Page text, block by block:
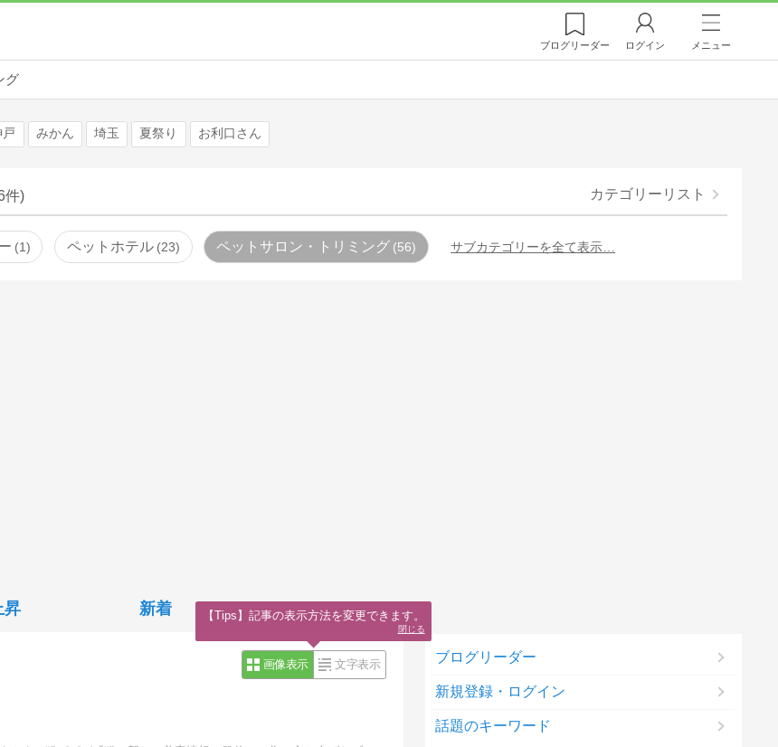
ブログリーダー ログイン メニュー
グ
戸 みかん 埼玉 夏祭り お利口さん
件) カテゴリーリスト
1 ペットホテル 23 ペットサロン・トリミング 56 サブカテゴリーを全て表示…
昇 新着
画像表示 文字表示 ブログリーダー
新規登録・ログイン
話題のキーワード
【Tips】記事の表示方法を変更できます。
閉じる